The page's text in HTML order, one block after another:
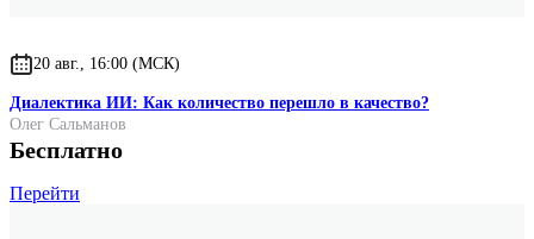
20 авг., 16:00 (МСК)
Диалектика ИИ: Как количество перешло в качество?
Олег Сальманов
Бесплатно
Перейти